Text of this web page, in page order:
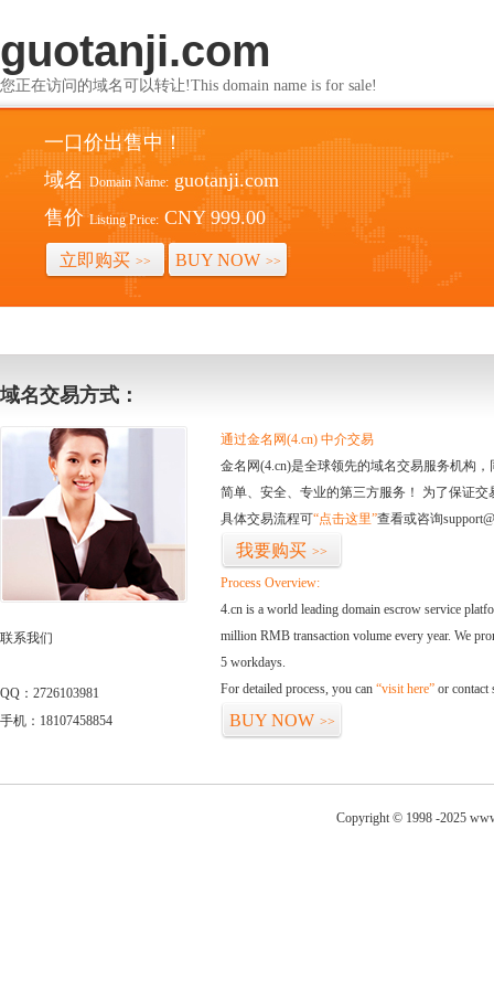
guotanji.com
您正在访问的域名可以转让!This domain name is for sale!
一口价出售中！
域名 Domain Name: guotanji.com
售价 Listing Price: CNY 999.00
立即购买 >> BUY NOW >>
域名交易方式：
联系我们
QQ：2726103981
手机：18107458854
通过金名网(4.cn) 中介交易
金名网(4.cn)是全球领先的域名交易服务机构
简单、安全、专业的第三方服务！ 为了保证
具体交易流程可“点击这里”查看或咨询
我要购买 >>
Process Overview:
4.cn is a world leading domain escrow service
million RMB transaction volume every year. We
5 workdays.
For detailed process, you can “visit here” or contact
BUY NOW >>
Copyright © 1998 -2025